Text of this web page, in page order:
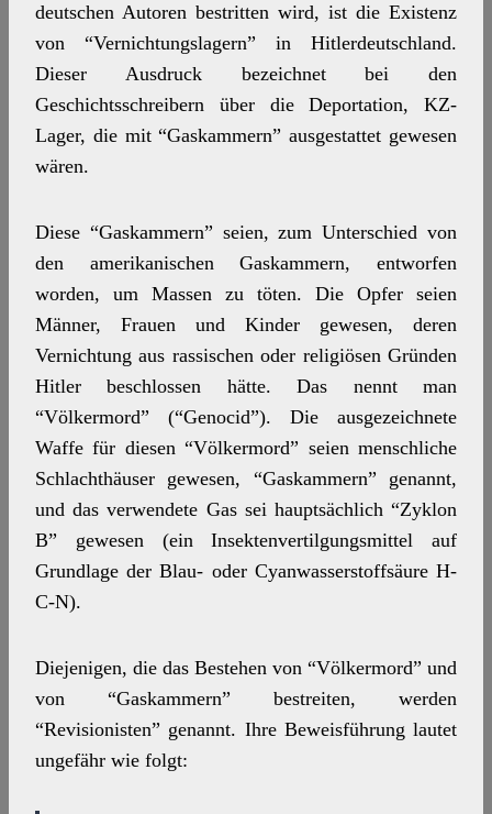
deutschen Autoren bestritten wird, ist die Existenz
von “Vernichtungslagern” in Hitlerdeutschland.
Dieser Ausdruck bezeichnet bei den
Geschichtsschreibern über die Deportation, KZ-
Lager, die mit “Gaskammern” ausgestattet gewesen
wären.
Diese “Gaskammern” seien, zum Unterschied von
den amerikanischen Gaskammern, entworfen
worden, um Massen zu töten. Die Opfer seien
Männer, Frauen und Kinder gewesen, deren
Vernichtung aus rassischen oder religiösen Gründen
Hitler beschlossen hätte. Das nennt man
“Völkermord” (“Genocid”). Die ausgezeichnete
Waffe für diesen “Völkermord” seien menschliche
Schlachthäuser gewesen, “Gaskammern” genannt,
und das verwendete Gas sei hauptsächlich “Zyklon
B” gewesen (ein Insektenvertilgungsmittel auf
Grundlage der Blau- oder Cyanwasserstoffsäure H-
C-N).
Diejenigen, die das Bestehen von “Völkermord” und
von “Gaskammern” bestreiten, werden
“Revisionisten” genannt. Ihre Beweisführung lautet
ungefähr wie folgt: